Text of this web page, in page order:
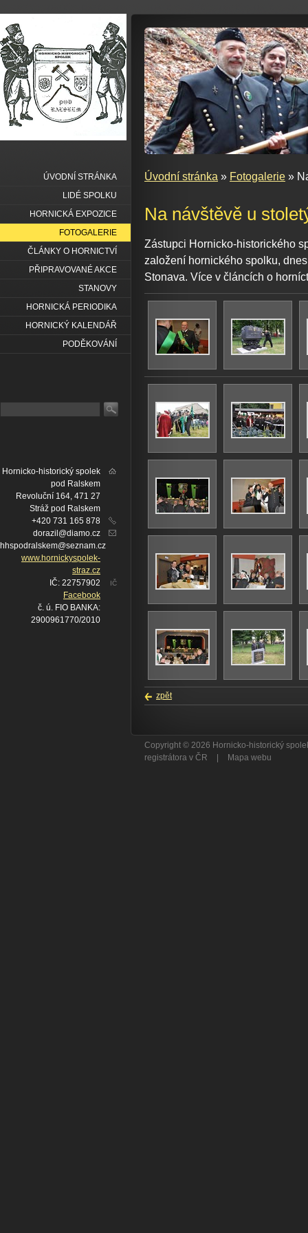
Úvodní stránka » Fotogalerie »
Na návštěvě u
Zástupci Hornicko-historického
založení hornického spolku,
Stonava. Více v článcích o
zpět
ÚVODNÍ STRÁNKA
LIDÉ SPOLKU
HORNICKÁ EXPOZICE
FOTOGALERIE
ČLÁNKY O HORNICTVÍ
PŘIPRAVOVANÉ AKCE
STANOVY
HORNICKÁ PERIODIKA
HORNICKÝ KALENDÁŘ
PODĚKOVÁNÍ
Hornicko-historický spolek
pod Ralskem
Revoluční 164, 471 27
Stráž pod Ralskem
+420 731 165 878
dorazil@diamo.cz
hhspodralskem@seznam.cz
www.hornickyspolek-
straz.cz
IČ
IČ: 22757902
Facebook
č. ú. FIO BANKA:
2900961770/2010
Copyright © 2026 Hornicko-historický
registrátora v ČR
Mapa webu